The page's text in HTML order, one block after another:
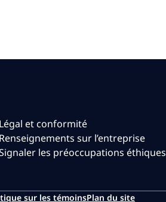
Légal et conformité
Renseignements sur l’entreprise
les préoccupations éthiques
sur les témoinsPlan du site